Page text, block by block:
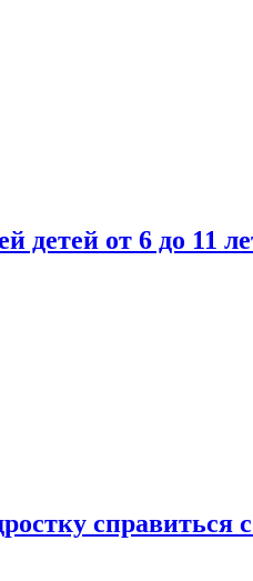
детей от 6 до 11
справиться